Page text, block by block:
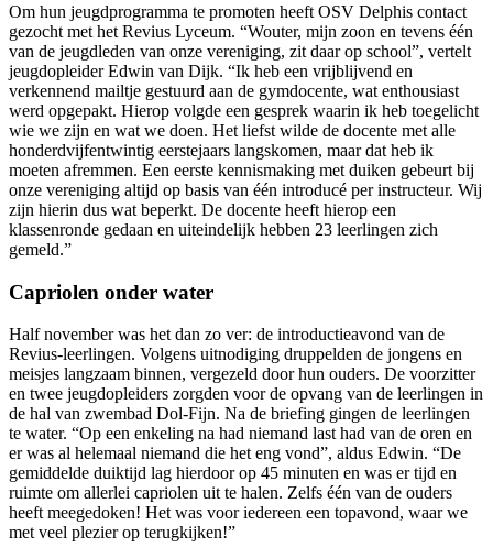
Om hun jeugdprogramma te promoten heeft OSV Delphis contact
gezocht met het Revius Lyceum. “Wouter, mijn zoon en tevens één
van de jeugdleden van onze vereniging, zit daar op school”, vertelt
jeugdopleider Edwin van Dijk. “Ik heb een vrijblijvend en
verkennend mailtje gestuurd aan de gymdocente, wat enthousiast
werd opgepakt. Hierop volgde een gesprek waarin ik heb toegelicht
wie we zijn en wat we doen. Het liefst wilde de docente met alle
honderdvijfentwintig eerstejaars langskomen, maar dat heb ik
moeten afremmen. Een eerste kennismaking met duiken gebeurt bij
onze vereniging altijd op basis van één introducé per instructeur. Wij
zijn hierin dus wat beperkt. De docente heeft hierop een
klassenronde gedaan en uiteindelijk hebben 23 leerlingen zich
gemeld.”
Capriolen onder water
Half november was het dan zo ver: de introductieavond van de
Revius-leerlingen. Volgens uitnodiging druppelden de jongens en
meisjes langzaam binnen, vergezeld door hun ouders. De voorzitter
en twee jeugdopleiders zorgden voor de opvang van de leerlingen in
de hal van zwembad Dol-Fijn. Na de briefing gingen de leerlingen
te water. “Op een enkeling na had niemand last had van de oren en
er was al helemaal niemand die het eng vond”, aldus Edwin. “De
gemiddelde duiktijd lag hierdoor op 45 minuten en was er tijd en
ruimte om allerlei capriolen uit te halen. Zelfs één van de ouders
heeft meegedoken! Het was voor iedereen een topavond, waar we
met veel plezier op terugkijken!”